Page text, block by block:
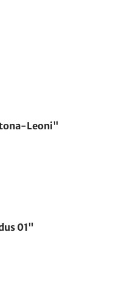
Leoni"
01"